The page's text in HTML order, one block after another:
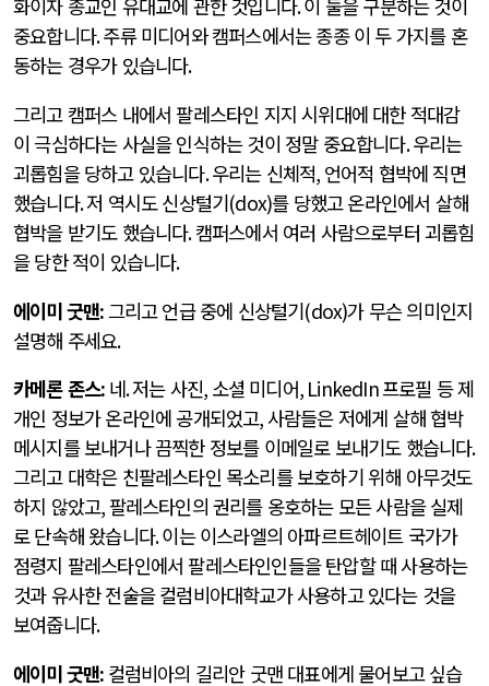
화이자 종교인 유대교에 관한 것입니다.이 둘을 구분하는 것이
중요합니다.주류 미디어와 캠퍼스에서는 종종 이 두 가지를 혼
동하는 경우가 있습니다.
그리고 캠퍼스 내에서 팔레스타인 지지 시위대에 대한 적대감
이 극심하다는 사실을 인식하는 것이 정말 중요합니다.우리는
괴롭힘을 당하고 있습니다.우리는 신체적, 언어적 협박에 직면
했습니다.저 역시도 신상털기(dox)를 당했고 온라인에서 살해
협박을 받기도 했습니다.캠퍼스에서 여러 사람으로부터 괴롭힘
을 당한 적이 있습니다.
에이미 굿맨:그리고 언급 중에 신상털기(dox)가 무슨 의미인지
설명해 주세요.
카메론 존스: 네.저는 사진, 소셜 미디어, LinkedIn프로필 등 제
개인 정보가 온라인에 공개되었고,사람들은 저에게 살해 협박
메시지를 보내거나 끔찍한 정보를 이메일로 보내기도 했습니다.
그리고 대학은 친팔레스타인 목소리를 보호하기 위해 아무것도
하지 않았고, 팔레스타인의 권리를 옹호하는 모든 사람을 실제
로 단속해 왔습니다.이는 이스라엘의 아파르트헤이트 국가가
점령지 팔레스타인에서 팔레스타인인들을 탄압할 때 사용하는
것과 유사한 전술을 컬럼비아대학교가 사용하고 있다는 것을
보여줍니다.
에이미 굿맨: 컬럼비아의 길리안 굿맨 대표에게 물어보고 싶습